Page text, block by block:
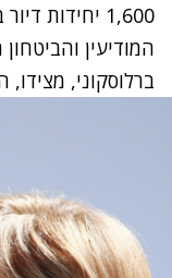
1,600 יחידות
המודיעין
ברלוסקוני, מצידו,